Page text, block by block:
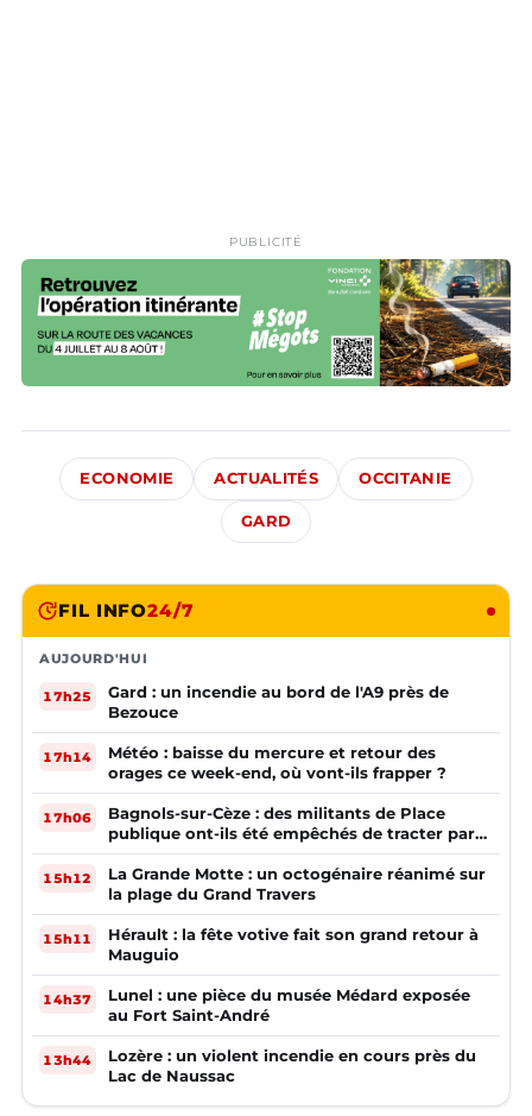
PUBLICITÉ
ECONOMIE ACTUALITÉS OCCITANIE
GARD
FIL INFO24/7
AUJOURD'HUI
17h25
Gard : un incendie au bord de l'A9 près de
Bezouce
17h14
Météo : baisse du mercure et retour des
orages ce week-end, où vont-ils frapper ?
17h06
Bagnols-sur-Cèze : des militants de Place
publique ont-ils été empêchés de tracter par
la mairie ?
15h12
La Grande Motte : un octogénaire réanimé sur
la plage du Grand Travers
15h11
Hérault : la fête votive fait son grand retour à
Mauguio
14h37
Lunel : une pièce du musée Médard exposée
au Fort Saint-André
13h44
Lozère : un violent incendie en cours près du
Lac de Naussac